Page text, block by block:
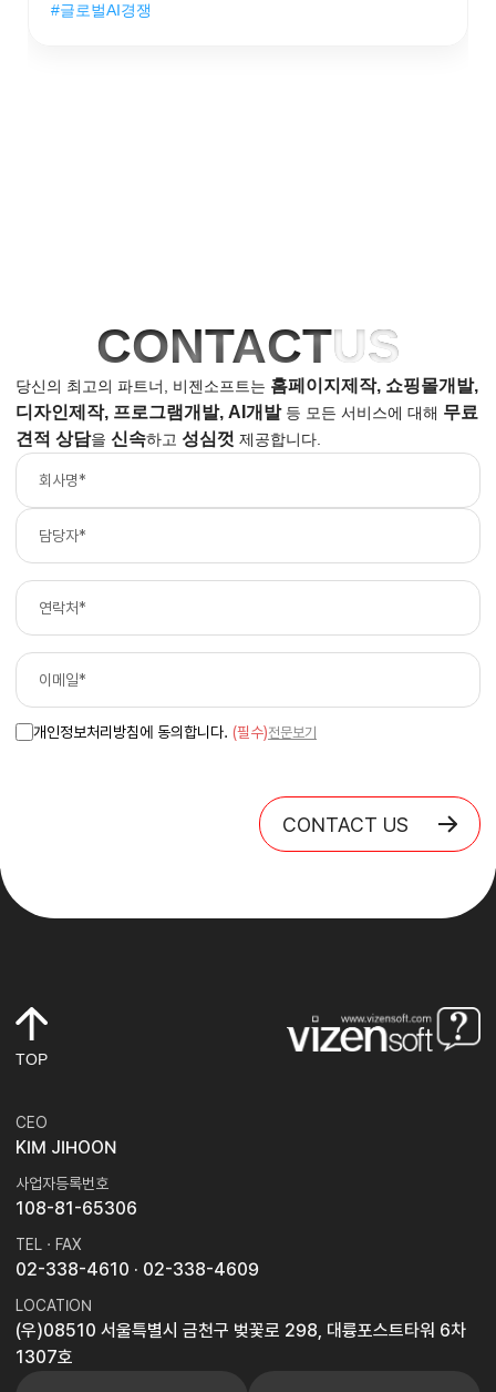
#글로벌AI경쟁
CONTACTUS
당신의 최고의 파트너, 비젠소프트는 홈페이지제작, 쇼핑몰개발,
디자인제작, 프로그램개발, AI개발등 모든 서비스에 대해 무료
견적 상담을 신속하고 성심껏 제공합니다.
개인정보처리방침에 동의합니다. (필수)전문보기
CONTACT US
TOP
CEO
KIM JIHOON
사업자등록번호
108-81-65306
TEL · FAX
02-338-4610 · 02-338-4609
LOCATION
(우)08510 서울특별시 금천구 벚꽃로 298, 대륭포스트타워 6차
1307호